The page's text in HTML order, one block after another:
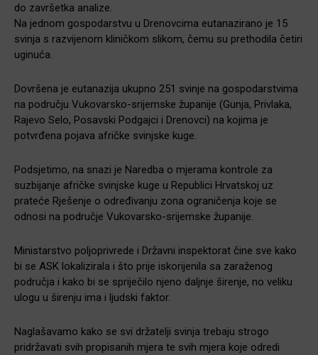
do završetka analize.
Na jednom gospodarstvu u Drenovcima eutanazirano je 15
svinja s razvijenom kliničkom slikom, čemu su prethodila četiri
uginuća.
Dovršena je eutanazija ukupno 251 svinje na gospodarstvima
na području Vukovarsko-srijemske županije (Gunja, Privlaka,
Rajevo Selo, Posavski Podgajci i Drenovci) na kojima je
potvrđena pojava afričke svinjske kuge.
Podsjetimo, na snazi je Naredba o mjerama kontrole za
suzbijanje afričke svinjske kuge u Republici Hrvatskoj uz
prateće Rješenje o određivanju zona ograničenja koje se
odnosi na područje Vukovarsko-srijemske županije.
Ministarstvo poljoprivrede i Državni inspektorat čine sve kako
bi se ASK lokalizirala i što prije iskorijenila sa zaraženog
područja i kako bi se spriječilo njeno daljnje širenje, no veliku
ulogu u širenju ima i ljudski faktor.
Naglašavamo kako se svi držatelji svinja trebaju strogo
pridržavati svih propisanih mjera te svih mjera koje odredi